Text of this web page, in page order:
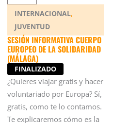
INTERNACIONAL,
JUVENTUD
SESIÓN INFORMATIVA CUERPO
EUROPEO DE LA SOLIDARIDAD
(MÁLAGA)
FINALIZADO
¿Quieres viajar gratis y hacer
voluntariado por Europa? Sí,
gratis, como te lo contamos.
Te explicaremos cómo es la